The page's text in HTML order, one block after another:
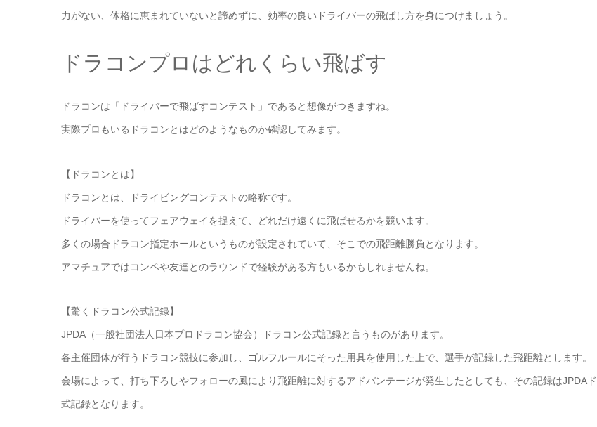
力がない、体格に恵まれていないと諦めずに、効率の良いドライバーの飛ばし方を身につけましょう。
ドラコンプロはどれくらい飛ばす
ドラコンは「ドライバーで飛ばすコンテスト」であると想像がつきますね。
実際プロもいるドラコンとはどのようなものか確認してみます。
【ドラコンとは】
ドラコンとは、ドライビングコンテストの略称です。
ドライバーを使ってフェアウェイを捉えて、どれだけ遠くに飛ばせるかを競います。
多くの場合ドラコン指定ホールというものが設定されていて、そこでの飛距離勝負となります。
アマチュアではコンペや友達とのラウンドで経験がある方もいるかもしれませんね。
【驚くドラコン公式記録】
JPDA（一般社団法人日本プロドラコン協会）ドラコン公式記録と言うものがあります。
各主催団体が行うドラコン競技に参加し、ゴルフルールにそった用具を使用した上で、選手が記録した飛距離とします。
会場によって、打ち下ろしやフォローの風により飛距離に対するアドバンテージが発生したとしても、その記録はJPDA
式記録となります。